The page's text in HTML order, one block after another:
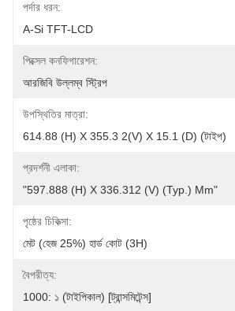
পর্দার ধরন:
A-Si TFT-LCD
পিক্সেল কনফিগারেশন:
আরজিবি উল্লম্ব স্ট্রিপ
উপস্থিতির মাত্রা:
614.88 (H) X 355.3 2(V) X 15.1 (D) (টাইপ)
প্রদর্শনী এলাকা:
"597.888 (H) X 336.312 (V) (Typ.) Mm"
পৃষ্ঠের চিকিত্সা:
মেট (হেজ 25%) হার্ড কোট (3H)
বৈপরীত্য:
1000: ১ (টাইপিকাল) [ট্রান্সমিটেন্স]